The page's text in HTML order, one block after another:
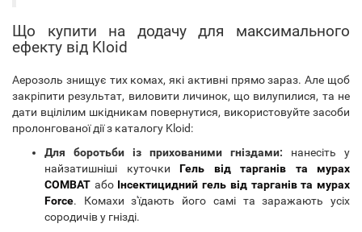
Що купити на додачу для максимального
ефекту від Kloid
Аерозоль знищує тих комах, які активні прямо зараз. Але щоб
закріпити результат, виловити личинок, що вилупилися, та не
дати вцілілим шкідникам повернутися, використовуйте засоби
пролонгованої дії з каталогу Kloid:
Для боротьби із прихованими гніздами: нанесіть у
найзатишніші куточки Гель від тарганів та мурах
COMBAT або Інсектицидний гель від тарганів та мурах
Force. Комахи з'їдають його самі та заражають усіх
сородичів у гнізді.